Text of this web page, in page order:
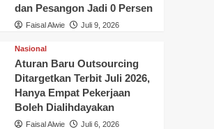
dan Pesangon Jadi 0 Persen
Faisal Alwie Juli 9, 2026
Nasional
Aturan Baru Outsourcing
Ditargetkan Terbit Juli 2026,
Hanya Empat Pekerjaan
Boleh Dialihdayakan
Faisal Alwie Juli 6, 2026